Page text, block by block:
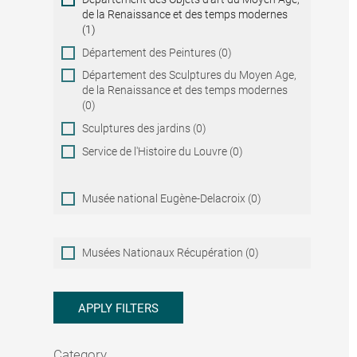
de la Renaissance et des temps modernes
(1)
Département des Peintures (0)
Département des Sculptures du Moyen Age,
de la Renaissance et des temps modernes
(0)
Sculptures des jardins (0)
Service de l'Histoire du Louvre (0)
Musée national Eugène-Delacroix (0)
Musées
Nationaux
Musées Nationaux Récupération (0)
APPLY FILTERS